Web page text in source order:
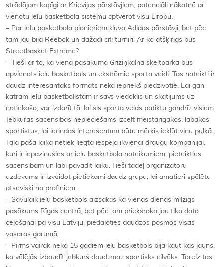
strādājam kopīgi ar Krievijas pārstāvjiem, potenciāli nākotnē ar
vienotu ielu basketbola sistēmu aptverot visu Eiropu.
– Par ielu basketbola pionieriem kļuva Adidas pārstāvji, bet pēc
tam jau bija Reebok un dažādi citi turnīri. Ar ko atšķirīgs būs
Streetbasket Extreme?
– Tieši ar to, ka vienā pasākumā Grīziņkalna skeitparkā būs
apvienots ielu basketbols un ekstrēmie sporta veidi. Tas noteikti ir
daudz interesantāks formāts nekā iepriekš piedzīvotie. Lai gan
katram ielu basketbolistam ir savs viedoklis un skatījums uz
notiekošo, var izdarīt tā, lai šis sporta veids patiktu gandrīz visiem.
Jebkurās sacensībās nepieciešams izcelt meistarīgākos, labākos
sportistus, lai ierindas interesentam būtu mērķis iekļūt viņu pulkā.
Tajā pašā laikā netiek liegta iespēja ikvienai draugu kompānijai,
kuri ir iepazinušies ar ielu basketbola noteikumiem, pieteikties
sacensībām un labi pavadīt laiku. Tieši tādēļ organizatoru
uzdevums ir izveidot pietiekami daudz grupu, lai amatieri spēlētu
atsevišķi no profiņiem.
– Savulaik ielu basketbols aizsākās kā vienas dienas milzīgs
pasākums Rīgas centrā, bet pēc tam priekšroka jau tika dota
ceļošanai pa visu Latviju, piedaloties daudzos posmos visas
vasaras garumā.
– Pirms vairāk nekā 15 gadiem ielu basketbols bija kaut kas jauns,
ko vēlējās izbaudīt jebkurš daudzmaz sportisks cilvēks. Toreiz tas